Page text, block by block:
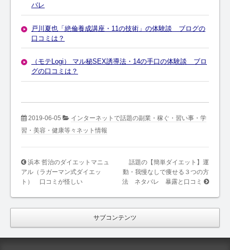
バレ
戸川夏也「絶倫養成講座・11の技術」の体験談 ブログの
口コミは？
（モテLogi） マル秘SEX誘導法・14の手口の体験談 ブロ
グの口コミは？
2019-06-05
インターネットで話題の副業・稼ぐ・習い事・学
習・美容・健康等々ネット情報
浜本 哲治のダイエットマニュ
アル（ラガーマン式ダイエッ
ト） 口コミが怪しい
話題の【簡単ダイエット】運
動・我慢なしで痩せる３つの方
法 ネタバレ 暴露と口コミ
サブコンテンツ